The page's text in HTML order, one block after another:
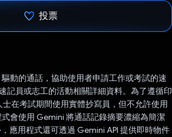
投票
動的通話，協助使用者申請工作或考試的速
記員或志工的活動相關詳細資料。為了遵循印
在考試期間使用實體抄寫員，但不允許使用
會使用 Gemini 將通話記錄摘要濃縮為簡潔
應用程式還可透過 Gemini API 提供即時物件